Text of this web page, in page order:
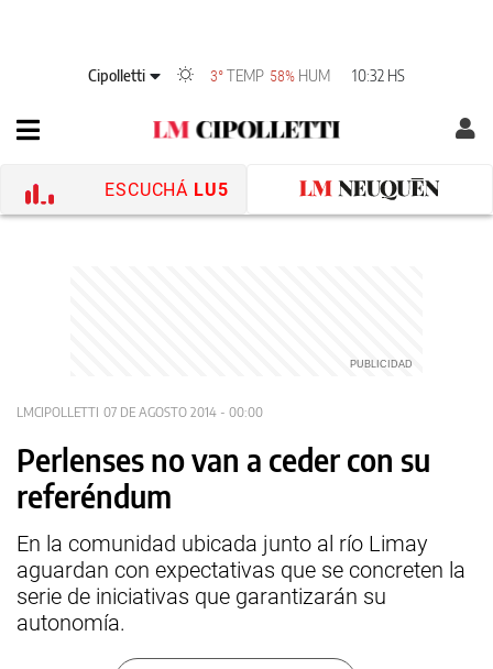
Cipolletti 3°TEMP 58% HUM 10:32 HS
ESCUCHÁ LU5
LMCIPOLLETTI 07 DE AGOSTO 2014 - 00:00
Perlenses no van a ceder con su
referéndum
En la comunidad ubicada junto al río Limay
aguardan con expectativas que se concreten la
serie de iniciativas que garantizarán su
autonomía.